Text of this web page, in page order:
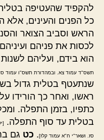
להקפיד שהעטיפה
כל הפנים והעינים, אלא
הראש וסביב הצואר
לכסות את פניהם
הוא בידם, ועליהם
תשס"ד עמוד צא. ובמהדורת תשס"ו עמוד
שנתעטף בטלית גדול
ראשו, ואחר כך הורידו
כתפיו, בזמן התפלה.
בטלית עד סוף התפלה.
סז. ושאר"י ח"א עמוד קלז]. כט גם